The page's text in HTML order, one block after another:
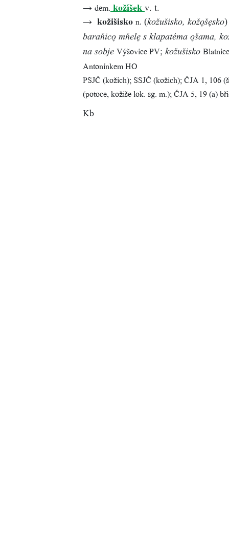
→ dem. kožíšek v. t.
→ kožišisko n. (kožušisko, kožo̬še̬sko)
baraňico̬ mňele̬ s klapatéma o̬šama,
na sobje Výšovice PV; kožušisko
Antonínkem HO
PSJČ (kožich); SSJČ (kožich); ČJA 1, 106
(potoce, kožiše lok. sg. m.); ČJA 5, 19 (a)
Kb